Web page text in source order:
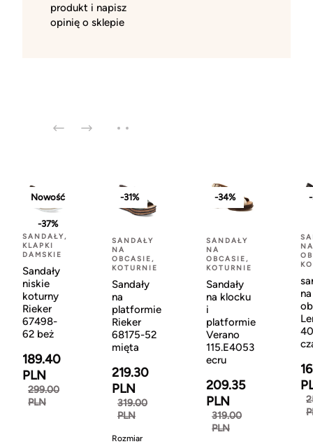
produkt i napisz
opinię o sklepie
Nowość
-37%
SANDAŁY,
KLAPKI
DAMSKIE
Sandały
niskie
koturny
Rieker
67498-
62 beż
189.40
PLN
299.00
PLN
-31%
SANDAŁY
NA
OBCASIE,
KOTURNIE
Sandały
na
platformie
Rieker
68175-52
mięta
219.30
PLN
319.00
PLN
Rozmiar
-34%
SANDAŁY
NA
OBCASIE,
KOTURNIE
Sandały
na klocku
i
platformie
Verano
115.E4053
ecru
209.35
PLN
319.00
PLN
NA